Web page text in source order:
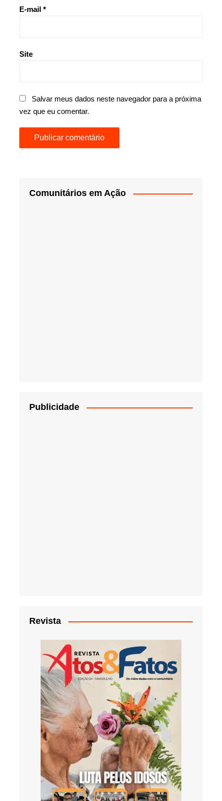
E-mail *
Site
Salvar meus dados neste navegador para a próxima
vez que eu comentar.
Comunitários em Ação
Publicidade
Revista